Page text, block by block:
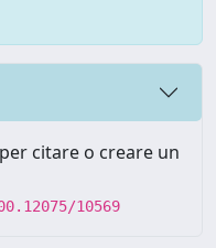
citare o creare un
10569